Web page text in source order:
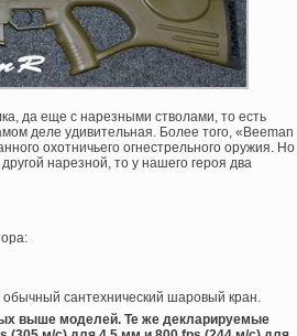
да еще с нарезными стволами, то есть
деле удивительная. Более того, «Beeman
охотничьего огнестрельного оружия. Но
нарезной, то у нашего героя два
сантехнический шаровый кран.
выше моделей. Те же декларируемые